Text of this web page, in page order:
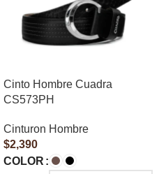
Cinto Hombre Cuadra
CS573PH
Cinturon Hombre
$2,390
COLOR